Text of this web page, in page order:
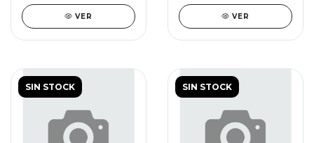
VER VER
SIN STOCK SIN STOCK